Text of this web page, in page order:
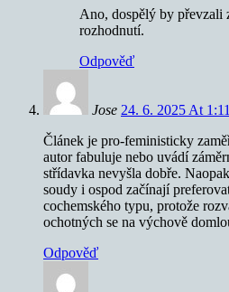
Ano, dospělý by převzali
rozhodnutí.
Odpověď
Jose 24. 6. 2025 At 1:11
Článek je pro-feministicky
autor fabuluje nebo uvádí
střídavka nevyšla dobře.
soudy i ospod začínají
cochemského typu, protože
ochotných se na výchově
Odpověď